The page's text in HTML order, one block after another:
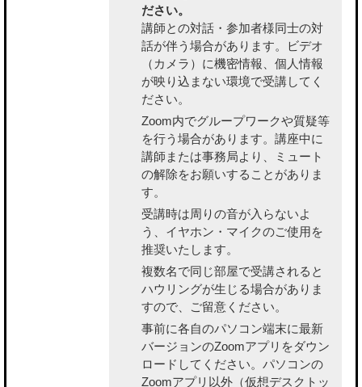
ださい。
講師との対話・参加者様同士の対
話が伴う場合があります。ビデオ
（カメラ）に機密情報、個人情報
が映り込まない環境で受講してく
ださい。
Zoom内でグループワークや質疑等
を行う場合があります。講座中に
講師または事務局より、ミュート
の解除をお願いすることがありま
す。
受講時は周りの音が入らないよ
う、イヤホン・マイクのご使用を
推奨いたします。
複数名で同じ部屋で受講されると
ハウリングが生じる場合がありま
すので、ご留意ください。
事前に各自のパソコン端末に最新
バージョンのZoomアプリをダウン
ロードしてください。パソコンの
Zoomアプリ以外（仮想デスクトッ